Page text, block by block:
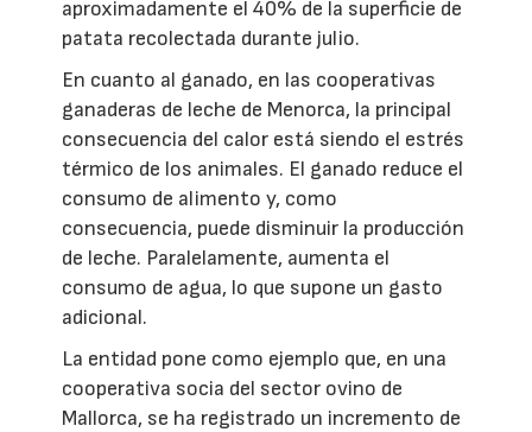
aproximadamente el 40% de la superficie de
patata recolectada durante julio.
En cuanto al ganado, en las cooperativas
ganaderas de leche de Menorca, la principal
consecuencia del calor está siendo el estrés
térmico de los animales. El ganado reduce el
consumo de alimento y, como
consecuencia, puede disminuir la producción
de leche. Paralelamente, aumenta el
consumo de agua, lo que supone un gasto
adicional.
La entidad pone como ejemplo que, en una
cooperativa socia del sector ovino de
Mallorca, se ha registrado un incremento de